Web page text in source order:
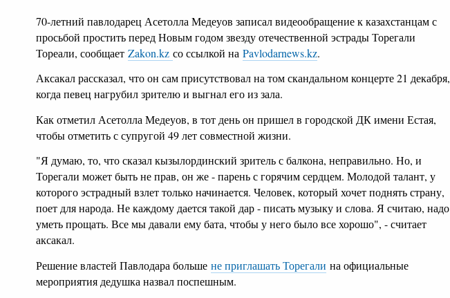
70-летний павлодарец Асетолла Медеуов записал видеообращение к казахстанцам с
просьбой простить перед Новым годом звезду отечественной эстрады Торегали
Тореали, сообщает Zakon.kz со ссылкой на Pavlodarnews.kz.
Аксакал рассказал, что он сам присутствовал на том скандальном концерте 21 декабря,
когда певец нагрубил зрителю и выгнал его из зала.
Как отметил Асетолла Медеуов, в тот день он пришел в городской ДК имени Естая,
чтобы отметить с супругой 49 лет совместной жизни.
"Я думаю, то, что сказал кызылординский зритель с балкона, неправильно. Но, и
Торегали может быть не прав, он же - парень с горячим сердцем. Молодой талант, у
которого эстрадный взлет только начинается. Человек, который хочет поднять страну,
поет для народа. Не каждому дается такой дар - писать музыку и слова. Я считаю, надо
уметь прощать. Все мы давали ему бата, чтобы у него было все хорошо", - считает
аксакал.
Решение властей Павлодара больше не приглашать Торегали на официальные
мероприятия дедушка назвал поспешным.